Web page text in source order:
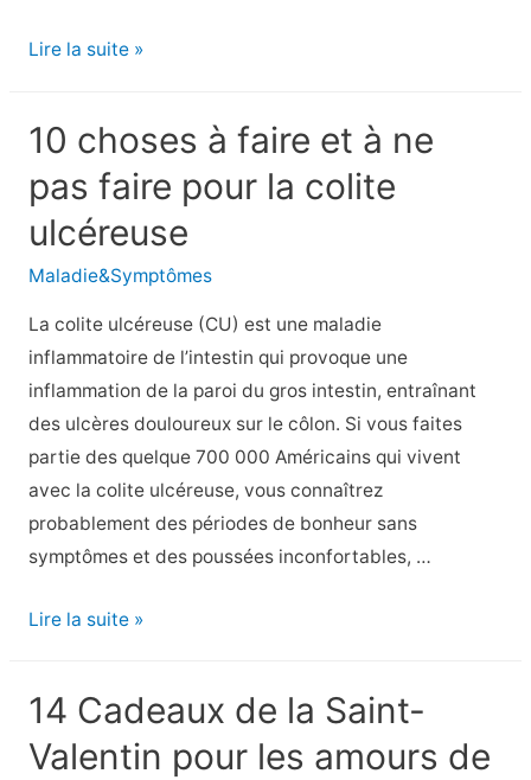
40
vacances
sains
pour
tous
ceux
qui
figurent
sur
votre
liste
Lire la suite »
10 choses à faire et à ne
pas faire pour la colite
ulcéreuse
Maladie&Symptômes
La colite ulcéreuse (CU) est une maladie
inflammatoire de l’intestin qui provoque une
inflammation de la paroi du gros intestin, entraînant
des ulcères douloureux sur le côlon. Si vous faites
partie des quelque 700 000 Américains qui vivent
avec la colite ulcéreuse, vous connaîtrez
probablement des périodes de bonheur sans
symptômes et des poussées inconfortables, …
10
faire
et
Lire la suite »
14 Cadeaux de la Saint-
Valentin pour les amours de